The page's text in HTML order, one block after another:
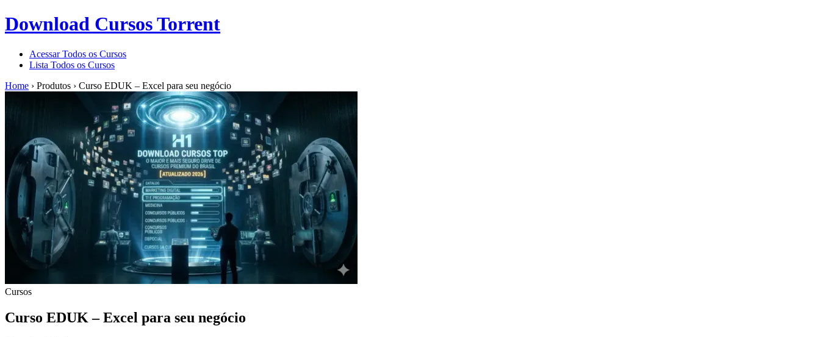
Download Cursos Torrent
Acessar Todos os Cursos
Lista Todos os Cursos
Home › Produtos › Curso EDUK – Excel para seu negócio
Cursos
Curso EDUK – Excel para seu negócio